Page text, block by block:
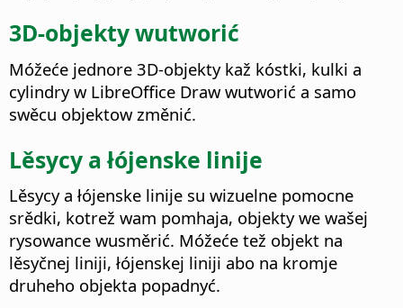
3D-objekty wutworić
Móžeće jednore 3D-objekty kaž kóstki, kulki a
cylindry w LibreOffice Draw wutworić a samo
swěcu objektow změnić.
Lěsycy a łójenske linije
Lěsycy a łójenske linije su wizuelne pomocne
srědki, kotrež wam pomhaja, objekty we wašej
rysowance wusměrić. Móžeće tež objekt na
lěsyčnej liniji, łójenskej liniji abo na kromje
druheho objekta popadnyć.